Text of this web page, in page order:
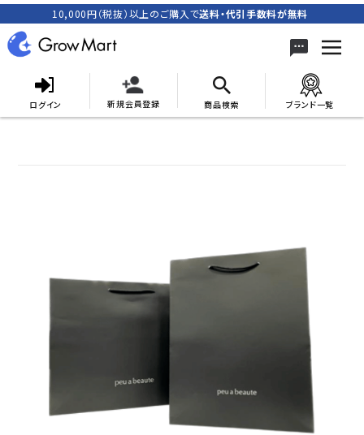
10,000円（税抜）以上のご購入で送料・代引手数料が無料
ログイン 新規会員登録 商品検索 ブランド一覧
カテゴリーから探す
キャンペーン
セミナー/契約関連
ブランド一覧